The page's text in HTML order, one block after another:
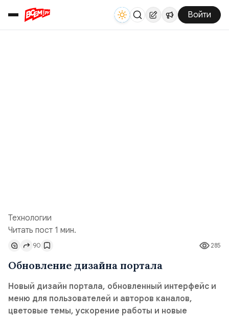
Войти
Технологии
Читать пост 1 мин.
285
90
Обновление дизайна портала
Новый дизайн портала, обновленный интерфейс и
меню для пользователей и авторов каналов,
цветовые темы, ускорение работы и новые